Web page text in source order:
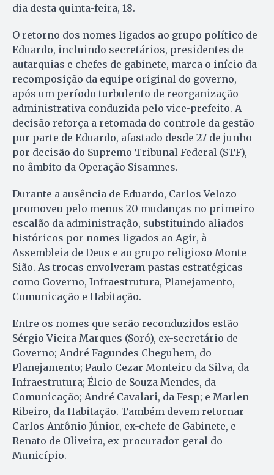
dia desta quinta-feira, 18.
O retorno dos nomes ligados ao grupo político de
Eduardo, incluindo secretários, presidentes de
autarquias e chefes de gabinete, marca o início da
recomposição da equipe original do governo,
após um período turbulento de reorganização
administrativa conduzida pelo vice-prefeito. A
decisão reforça a retomada do controle da gestão
por parte de Eduardo, afastado desde 27 de junho
por decisão do Supremo Tribunal Federal (STF),
no âmbito da Operação Sisamnes.
Durante a ausência de Eduardo, Carlos Velozo
promoveu pelo menos 20 mudanças no primeiro
escalão da administração, substituindo aliados
históricos por nomes ligados ao Agir, à
Assembleia de Deus e ao grupo religioso Monte
Sião. As trocas envolveram pastas estratégicas
como Governo, Infraestrutura, Planejamento,
Comunicação e Habitação.
Entre os nomes que serão reconduzidos estão
Sérgio Vieira Marques (Soró), ex-secretário de
Governo; André Fagundes Cheguhem, do
Planejamento; Paulo Cezar Monteiro da Silva, da
Infraestrutura; Élcio de Souza Mendes, da
Comunicação; André Cavalari, da Fesp; e Marlen
Ribeiro, da Habitação. Também devem retornar
Carlos Antônio Júnior, ex-chefe de Gabinete, e
Renato de Oliveira, ex-procurador-geral do
Município.